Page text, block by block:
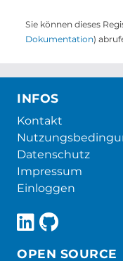
Sie können dieses
Dokumentation)
INFOS
Kontakt
Datenschutz
Impressum
Einloggen
OPEN SOURCE